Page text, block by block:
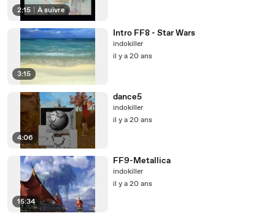
2:15 À suivre
3:15
Intro FF8 - Star Wars
indokiller
il y a 20 ans
4:06
dance5
indokiller
il y a 20 ans
15:34
FF9-Metallica
indokiller
il y a 20 ans